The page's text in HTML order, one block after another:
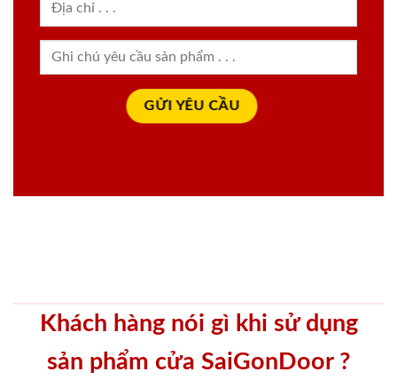
Khách hàng nói gì khi sử dụng
sản phẩm cửa SaiGonDoor ?